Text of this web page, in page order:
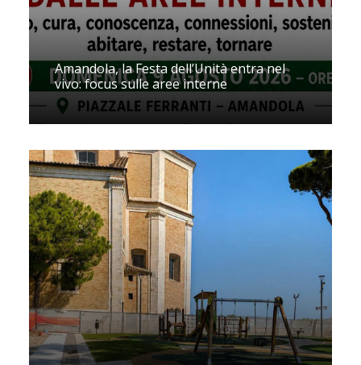
Amandola, la Festa dell’Unità entra nel
vivo: focus sulle aree interne